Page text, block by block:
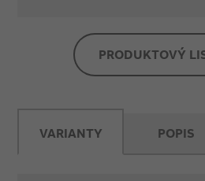
PRODUKTOVÝ
VARIANTY POPIS